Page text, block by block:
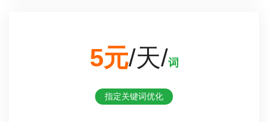
5元/天/词
指定关键词优化